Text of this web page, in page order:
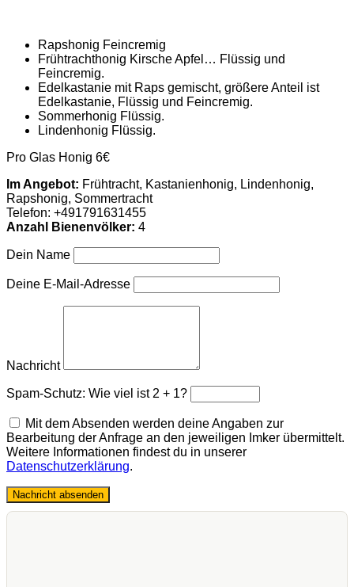
Rapshonig Feincremig
Frühtrachthonig Kirsche Apfel… Flüssig und
Feincremig.
Edelkastanie mit Raps gemischt, größere Anteil ist
Edelkastanie, Flüssig und Feincremig.
Sommerhonig Flüssig.
Lindenhonig Flüssig.
Pro Glas Honig 6€
Im Angebot: Frühtracht, Kastanienhonig, Lindenhonig,
Rapshonig, Sommertracht
Telefon: +491791631455
Anzahl Bienenvölker: 4
Dein Name
Deine E-Mail-Adresse
Nachricht
Spam-Schutz: Wie viel ist 2 + 1?
Mit dem Absenden werden deine Angaben zur
Bearbeitung der Anfrage an den jeweiligen Imker übermittelt.
Weitere Informationen findest du in unserer
Datenschutzerklärung.
Nachricht absenden